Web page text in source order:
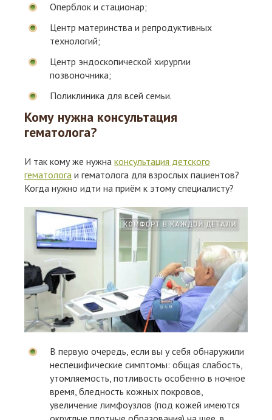
Оперблок и стационар;
Центр материнства и репродуктивных
технологий;
Центр эндоскопической хирургии
позвоночника;
Поликлиника для всей семьи.
Кому нужна консультация
гематолога?
И так кому же нужна консультация детского
гематолога и гематолога для взрослых пациентов?
Когда нужно идти на приём к этому специалисту?
В первую очередь, если вы у себя обнаружили
неспецифические симптомы: общая слабость,
утомляемость, потливость особенно в ночное
время, бледность кожных покровов,
увеличение лимфоузлов (под кожей имеются